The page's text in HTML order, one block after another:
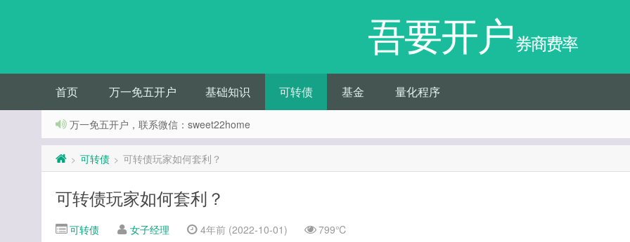
吾要开户券商费率
首页 万一免五开户 基础知识 可转债 基金 量化程序
万一免五开户，联系微信：sweet22home
> 可转债 > 可转债玩家如何套利？
可转债玩家如何套利？
可转债 女子经理 4年前 (2022-10-01) 799℃